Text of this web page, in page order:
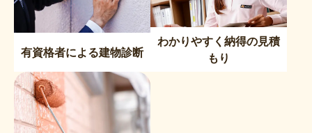
有資格者による建物診断
わかりやすく納得の見積
もり